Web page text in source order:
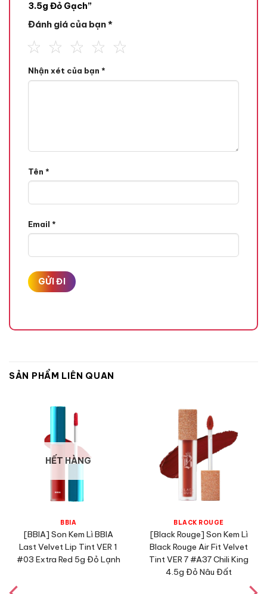
Son Thỏi MAC Macximal Silky Matte Lipstick là một trong
mắt đã khuấy đảo thị trường khiến chị em đứng ngồi không
yên. Sản phẩm có thiết kế đặc trưng là hình viên đạn, kết cấu
đối với tín đồ làm đẹp tại Việt Nam. MAC có tên đầy đủ là
nghệ thuật màu sắc nên rất tỉ mỉ trong từng chi tiết mang
Thành phần
3.5g Đỏ Gạch”
Đánh giá của bạn*
Nhận xét của bạn *
Tên *
Email *
SẢN PHẨM LIÊN QUAN
HẾT HÀNG
BBIA
[BBIA] Son Kem Lì BBIA
Last Velvet Lip Tint VER 1
#03 Extra Red 5g Đỏ Lạnh
BLACK ROUGE
[Black Rouge] Son Kem Lì
Black Rouge Air Fit Velvet
Tint VER 7 #A37 Chili King
4.5g Đỏ Nâu Đất